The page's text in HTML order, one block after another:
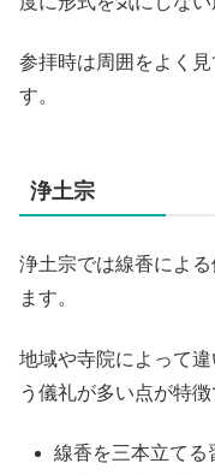
参拝時は周囲をよく
す。
浄土宗
浄土宗では線香によ
ます。
地域や寺院によって
う儀礼が多い点が特徴
線香を三本立てる